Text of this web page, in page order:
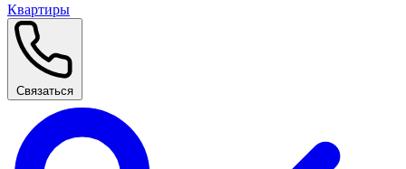
Квартиры
Связаться